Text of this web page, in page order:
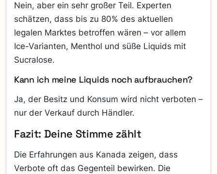
Nein, aber ein sehr großer Teil. Experten
schätzen, dass bis zu 80% des aktuellen
legalen Marktes betroffen wären – vor allem
Ice-Varianten, Menthol und süße Liquids mit
Sucralose.
Kann ich meine Liquids noch aufbrauchen?
Ja, der Besitz und Konsum wird nicht verboten –
nur der Verkauf durch Händler.
Fazit: Deine Stimme zählt
Die Erfahrungen aus Kanada zeigen, dass
Verbote oft das Gegenteil bewirken. Die